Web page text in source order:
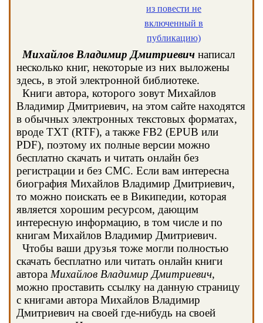
из повести не
включенный в
публикацию)
Михайлов Владимир Дмитриевич написал
несколько книг, некоторые из них выложены
здесь, в этой электронной библиотеке.
Книги автора, которого зовут Михайлов
Владимир Дмитриевич, на этом сайте находятся
в обычных электронных текстовых форматах,
вроде TXT (RTF), а также FB2 (EPUB или
PDF), поэтому их полные версии можно
бесплатно скачать и читать онлайн без
регистрации и без СМС. Если вам интересна
биография Михайлов Владимир Дмитриевич,
то можно поискать ее в Википедии, которая
является хорошим ресурсом, дающим
интересную информацию, в том числе и по
книгам Михайлов Владимир Дмитриевич.
Чтобы ваши друзья тоже могли полностью
скачать бесплатно или читать онлайн книги
автора Михайлов Владимир Дмитриевич,
можно проставить ссылку на данную страницу
с книгами автора Михайлов Владимир
Дмитриевич на своей где-нибудь на своей